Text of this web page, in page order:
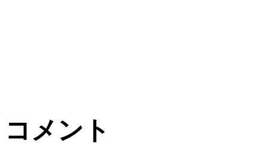
コメント